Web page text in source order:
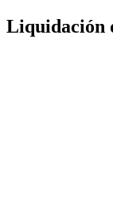
Liquidación